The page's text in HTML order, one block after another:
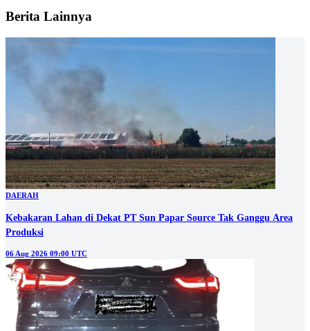
Berita Lainnya
DAERAH
Kebakaran Lahan di Dekat PT Sun Papar Source Tak Ganggu Area
Produksi
06 Aug 2026 09:00 UTC